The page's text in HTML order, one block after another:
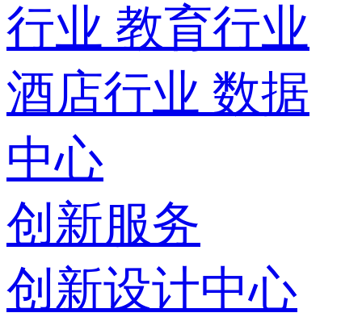
行业 教育行业
酒店行业 数据
中心
创新服务
创新设计中心